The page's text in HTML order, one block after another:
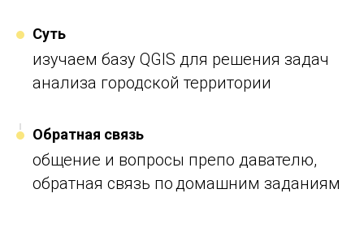
Суть
изучаем базу QGIS для решения задач
анализа городской территории
Обратная связь
общение и вопросы препо давателю,
обратная связь по домашним заданиям